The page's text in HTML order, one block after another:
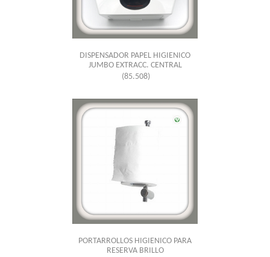
DISPENSADOR PAPEL HIGIENICO
JUMBO EXTRACC. CENTRAL
(85.508)
PORTARROLLOS HIGIENICO PARA
RESERVA BRILLO